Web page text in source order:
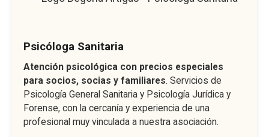
Psicóloga Sanitaria
Atención psicológica con precios especiales
para socios, socias y familiares. Servicios de
Psicología General Sanitaria y Psicología Jurídica y
Forense, con la cercanía y experiencia de una
profesional muy vinculada a nuestra asociación.